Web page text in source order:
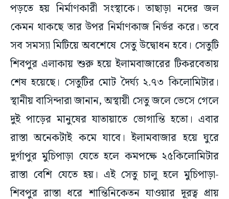
পড়তে হয় নির্মাণকারী সংস্থাকে। তাছাড়া নদের জল
কেমন থাকছে তার উপর নির্মাণকাজ নির্ভর করে। তবে
সব সমস্যা মিটিয়ে অবশেষে সেতু উদ্বোধন হবে। সেতুটি
শিবপুর এলাকায় শুরু হয়ে ইলামবাজারের টিকরবেতায়
শেষ হয়েছে। সেতুটির মোট দৈর্ঘ্য ২.৭৩ কিলোমিটার।
স্থানীয় বাসিন্দারা জানান, অস্থায়ী সেতু জলে ভেসে গেলে
দুই পাড়ের মানুষের যাতায়াতে ভোগান্তি হতো। এবার
রাস্তা অনেকটাই কমে যাবে। ইলামবাজার হয়ে ঘুরে
দুর্গাপুর মুচিপাড়া যেতে হলে কমপক্ষে ২৫কিলোমিটার
রাস্তা বেশি যেতে হয়। এই সেতু চালু হলে মুচিপাড়া-
শিবপুর রাস্তা ধরে শান্তিনিকেতন যাওয়ার দূরত্ব প্রায়